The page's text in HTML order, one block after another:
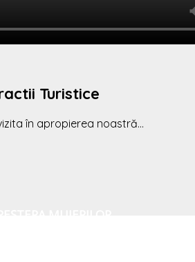
Turistice
în apropierea noastră…